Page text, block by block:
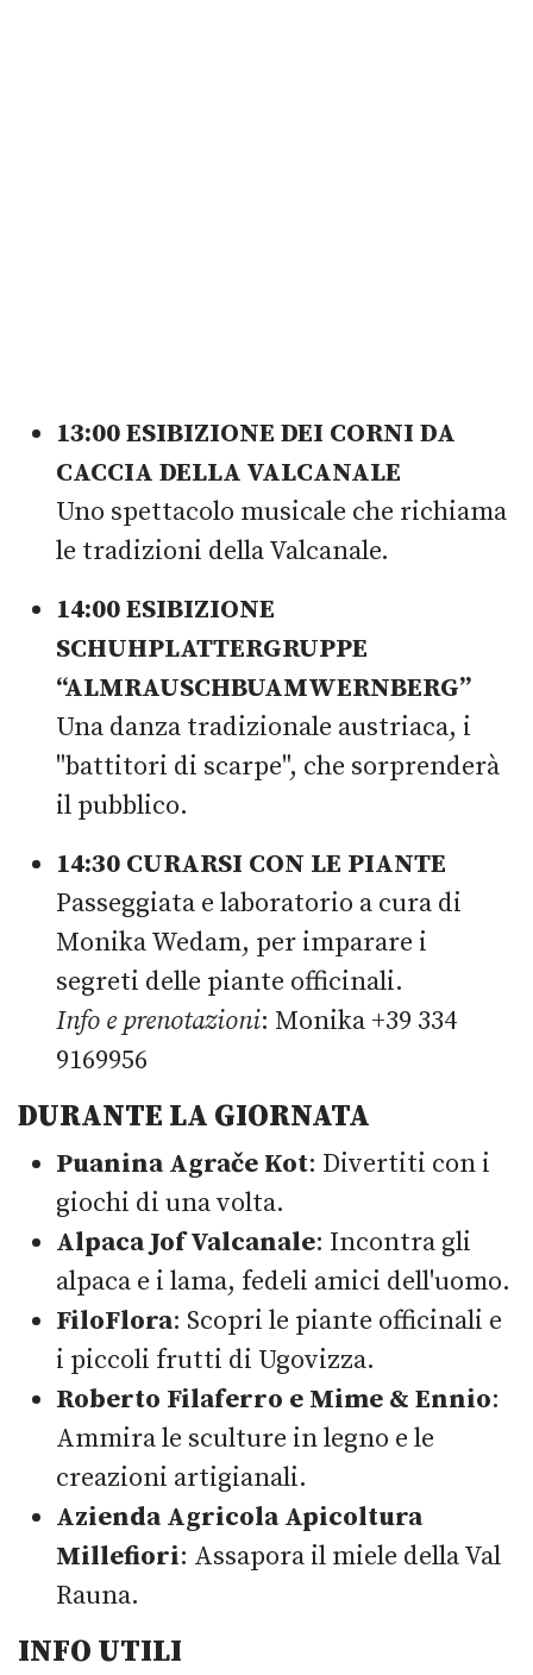
13:00 ESIBIZIONE DEI CORNI DA
CACCIA DELLA VALCANALE
Uno spettacolo musicale che richiama
le tradizioni della Valcanale.
14:00 ESIBIZIONE
SCHUHPLATTERGRUPPE
“ALMRAUSCHBUAMWERNBERG”
Una danza tradizionale austriaca, i
"battitori di scarpe", che sorprenderà
il pubblico.
14:30 CURARSI CON LE PIANTE
Passeggiata e laboratorio a cura di
Monika Wedam, per imparare i
segreti delle piante officinali.
Info e prenotazioni: Monika +39 334
9169956
DURANTE LA GIORNATA
Puanina Agrače Kot: Divertiti con i
giochi di una volta.
Alpaca Jof Valcanale: Incontra gli
alpaca e i lama, fedeli amici dell'uomo.
FiloFlora: Scopri le piante officinali e
i piccoli frutti di Ugovizza.
Roberto Filaferro e Mime & Ennio:
Ammira le sculture in legno e le
creazioni artigianali.
Azienda Agricola Apicoltura
Millefiori: Assapora il miele della Val
Rauna.
INFO UTILI